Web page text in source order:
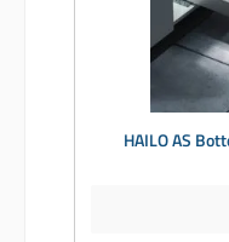
HAILO AS